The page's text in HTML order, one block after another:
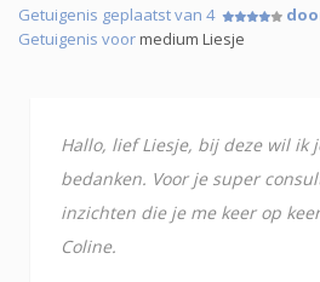
Getuigenis geplaatst van 4
Getuigenis voormedium Liesje
Hallo, lief Liesje, bij deze wil ik
bedanken. Voor je super
inzichten die je me keer op
Coline.